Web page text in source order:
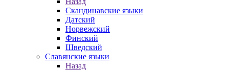
Скандинавские языки
Датский
Норвежский
Финский
Шведский
Славянские языки
Назад